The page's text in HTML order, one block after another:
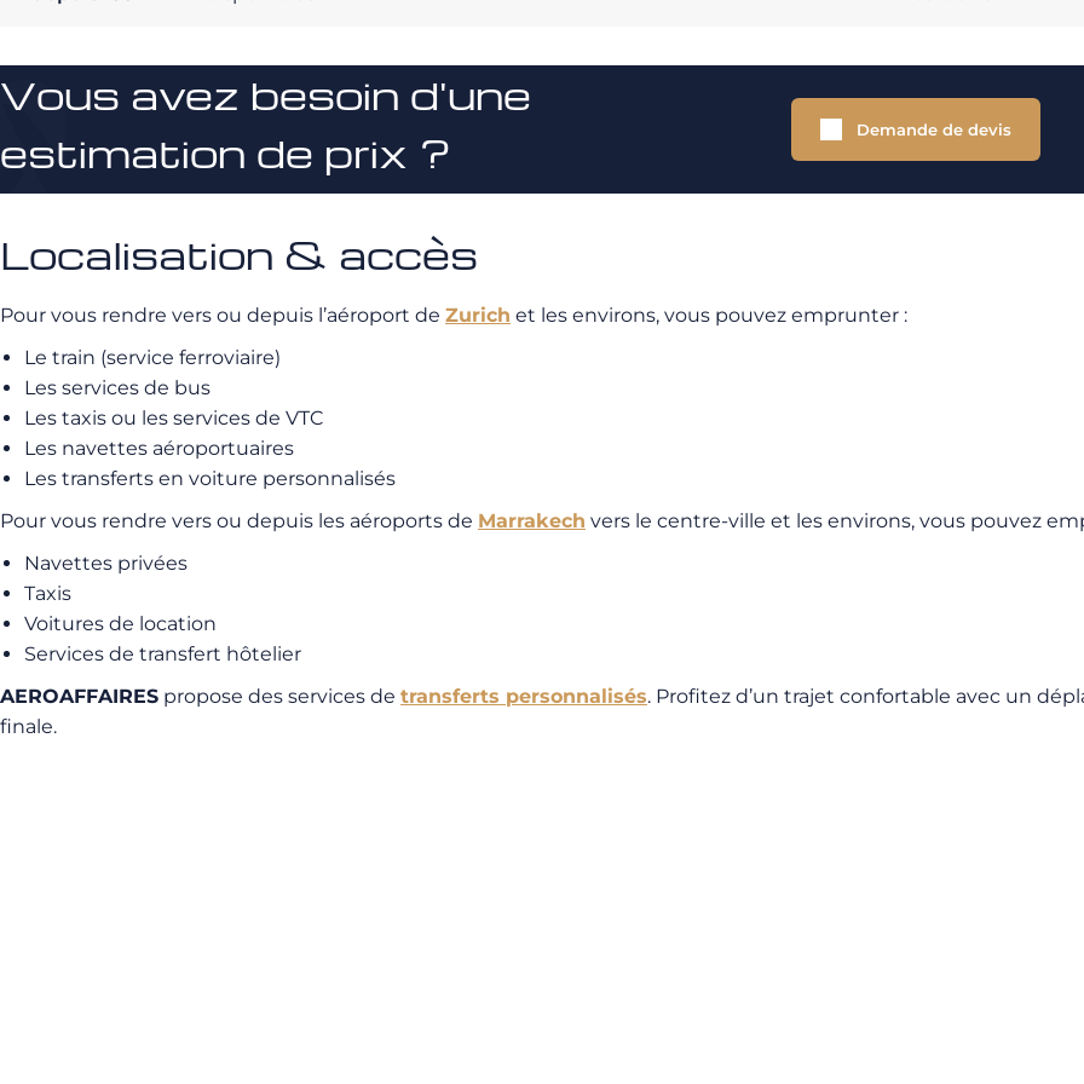
Vous avez besoin d'une
estimation de prix ?
Demande de devis
Localisation & accès
Pour vous rendre vers ou depuis l’aéroport de Zurich et les environs, vous pouvez emprunter :
Le train (service ferroviaire)
Les services de bus
Les taxis ou les services de VTC
Les navettes aéroportuaires
Les transferts en voiture personnalisés
Pour vous rendre vers ou depuis les aéroports de Marrakech vers le centre-ville et les environs, vous pouvez
Navettes privées
Taxis
Voitures de location
Services de transfert hôtelier
AEROAFFAIRES propose des services de transferts personnalisés. Profitez d’un trajet confortable avec un
finale.